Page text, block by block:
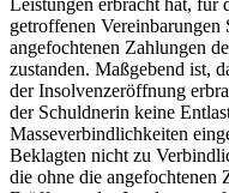
Leistungen erbracht hat, für
getroffenen
angefochtenen Zahlungen
zustanden. Maßgebend ist,
der Insolvenzeröffnung
der Schuldnerin keine
Masseverbindlichkeiten
Beklagten nicht zu
die ohne die angefochtenen